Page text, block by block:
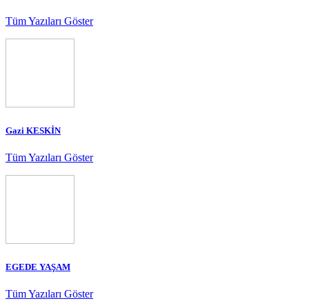
Tüm Yazıları Göster
Gazi KESKİN
Tüm Yazıları Göster
EGEDE YAŞAM
Tüm Yazıları Göster